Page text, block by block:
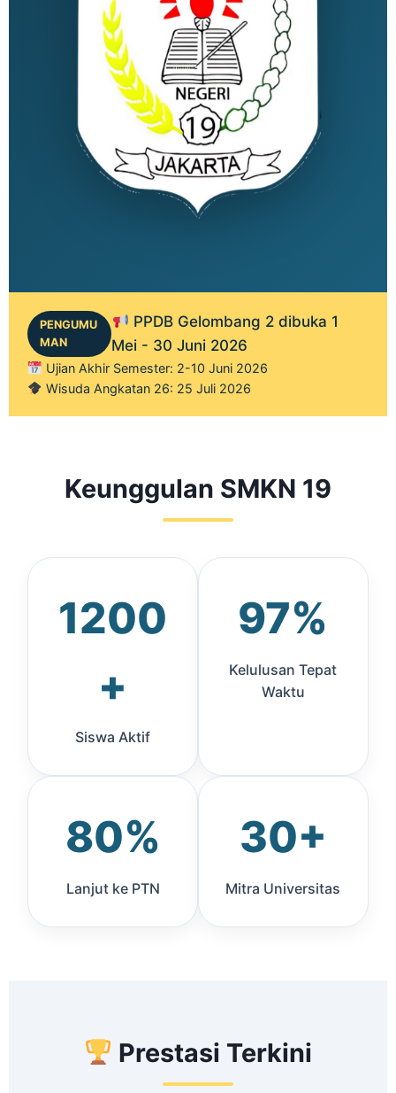
PENGUMU
MAN
PPDB Gelombang 2 dibuka 1
Mei - 30 Juni 2026
Ujian Akhir Semester: 2-10 Juni 2026
Wisuda Angkatan 26: 25 Juli 2026
Keunggulan SMKN 19
1200
+
Siswa Aktif
97%
Kelulusan Tepat
Waktu
80%
Lanjut ke PTN
30+
Mitra Universitas
Prestasi Terkini